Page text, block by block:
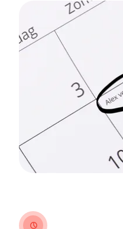
clock